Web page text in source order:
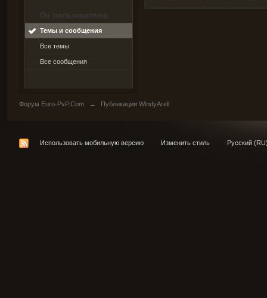
По пользователю
Темы и сообщения
Все темы
Все сообщения
Форум Euro-PvP.Com → Публикации WindyArell
Использовать мобильную версию Изменить стиль Русский